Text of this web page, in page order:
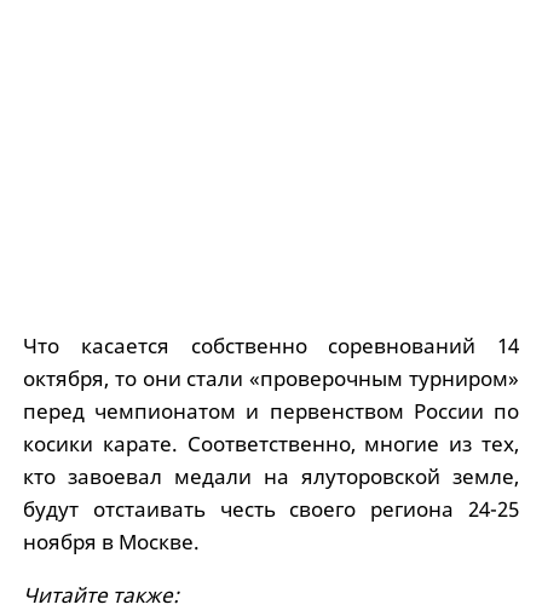
Что касается собственно соревнований 14
октября, то они стали «проверочным турниром»
перед чемпионатом и первенством России по
косики карате. Соответственно, многие из тех,
кто завоевал медали на ялуторовской земле,
будут отстаивать честь своего региона 24-25
ноября в Москве.
Читайте также: